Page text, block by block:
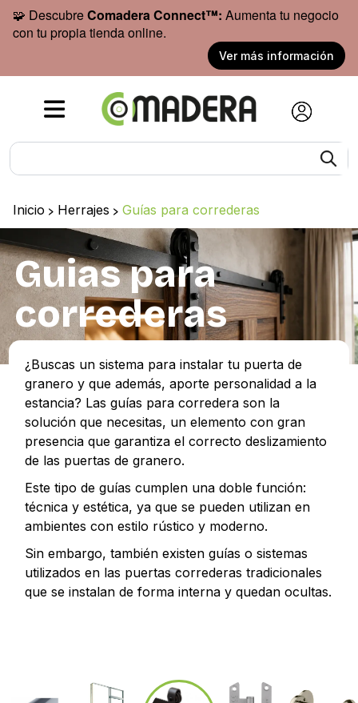
🧩 DescubreComadera Connect™: Aumenta tu negocio
con tu propia tienda online.
Ver más información
Inicio > Herrajes > Guías para correderas
Guias para
correderas
¿Buscas un sistema para instalar tu puerta de
granero y que además, aporte personalidad a la
estancia? Las guías para corredera son la
solución que necesitas, un elemento con gran
presencia que garantiza el correcto deslizamiento
de las puertas de granero.
Este tipo de guías cumplen una doble función:
técnica y estética, ya que se pueden utilizan en
ambientes con estilo rústico y moderno.
Sin embargo, también existen guías o sistemas
utilizados en las puertas correderas tradicionales
que se instalan de forma interna y quedan ocultas.